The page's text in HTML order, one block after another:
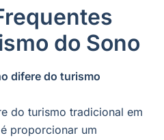
do Sono
difere do turismo
do turismo tradicional em
proporcionar um